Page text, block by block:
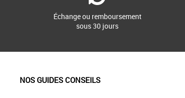
Échange ou remboursement
sous 30 jours
NOS GUIDES CONSEILS